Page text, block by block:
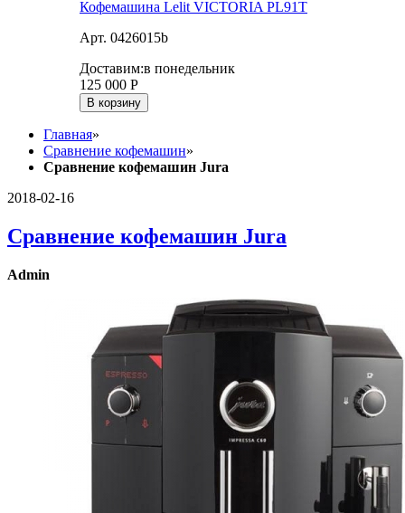
Кофемашина Lelit VICTORIA PL91T
Арт. 0426015b
Доставим:в понедельник
125 000 Р
В корзину
Главная»
Сравнение кофемашин»
Сравнение кофемашин Jura
2018-02-16
Сравнение кофемашин Jura
Admin